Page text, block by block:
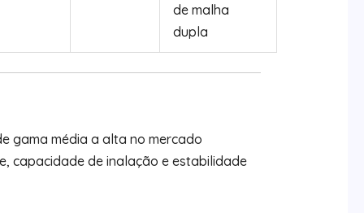
de malha
dupla
gama média a alta no mercado
capacidade de inalação e estabilidade